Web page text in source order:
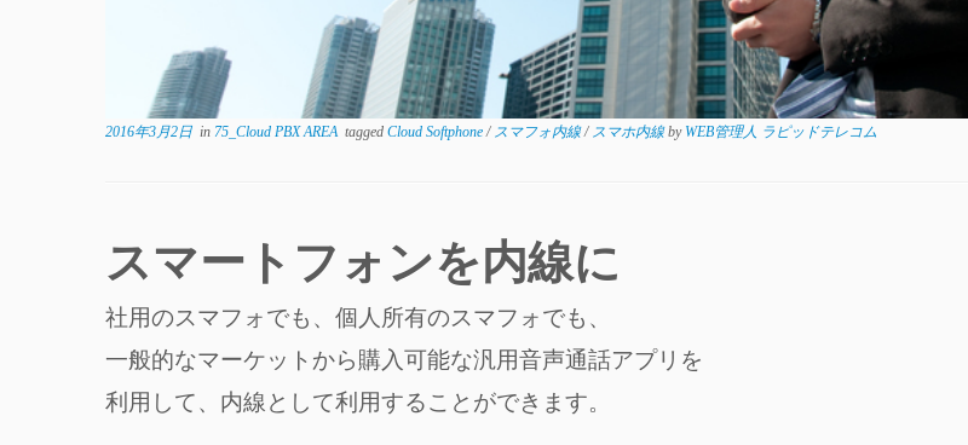
2016年3月2日 in 75_Cloud PBX AREA tagged Cloud Softphone/ スマフォ内線/ スマホ内線by WEB管理人 ラピッドテレコム
スマートフォンを内線に
社用のスマフォでも、個人所有のスマフォでも、
一般的なマーケットから購入可能な汎用音声通話アプリを
利用して、内線として利用することができます。